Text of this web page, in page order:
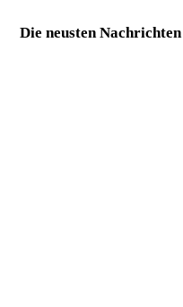
Die neusten Nachrichten